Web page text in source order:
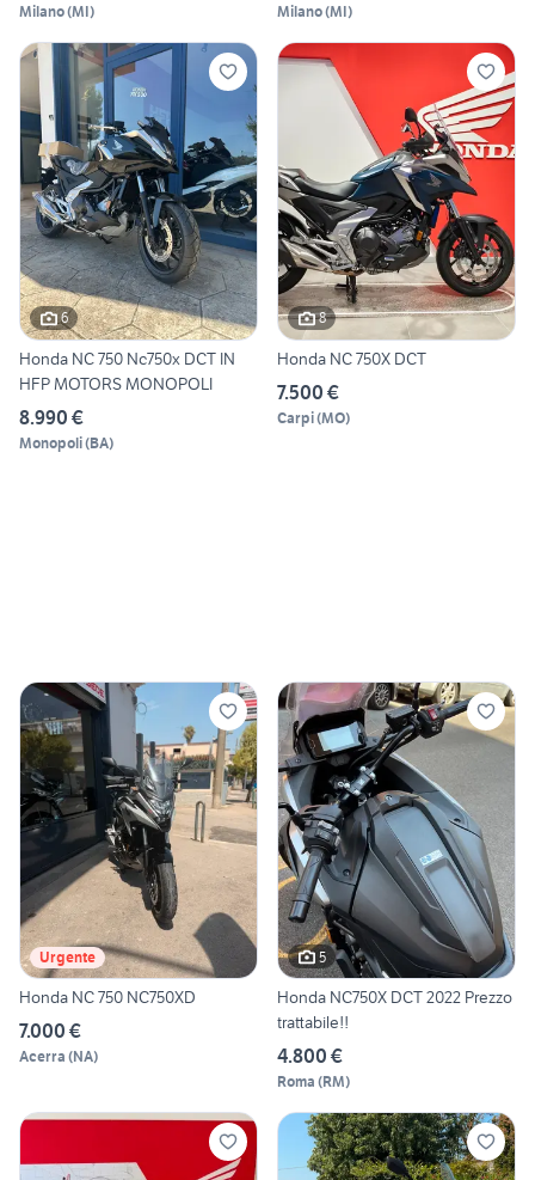
Milano(MI) Milano(MI)
6
Honda NC 750 Nc750x DCT IN
HFP MOTORS MONOPOLI
8.990 €
Monopoli(BA)
8
Honda NC 750X DCT
7.500 €
Carpi(MO)
Urgente
Honda NC 750 NC750XD
7.000 €
Acerra (NA)
5
Honda NC750X DCT 2022 Prezzo
trattabile!!
4.800 €
Roma (RM)